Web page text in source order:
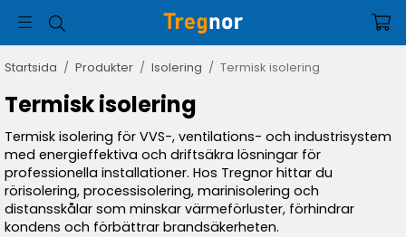
Startsida / Produkter / Isolering / Termisk isolering
Termisk isolering
Termisk isolering för VVS-, ventilations- och industrisystem
med energieffektiva och driftsäkra lösningar för
professionella installationer. Hos Tregnor hittar du
rörisolering, processisolering, marinisolering och
distansskålar som minskar värmeförluster, förhindrar
kondens och förbättrar brandsäkerheten.